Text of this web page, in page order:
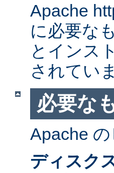
Apache
に必要な
とインス
されてい
必要な
Apache
ディスク